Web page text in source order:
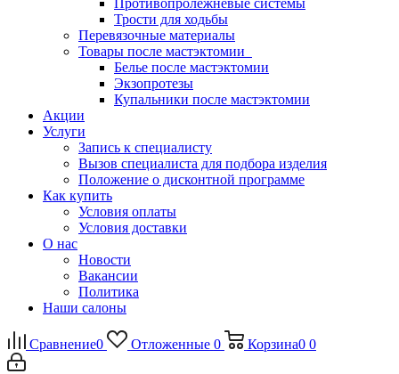
Противопролежневые системы
Трости для ходьбы
Перевязочные материалы
Товары после мастэктомии
Белье после мастэктомии
Экзопротезы
Купальники после мастэктомии
Акции
Услуги
Запись к специалисту
Вызов специалиста для подбора изделия
Положение о дисконтной программе
Как купить
Условия оплаты
Условия доставки
О нас
Новости
Вакансии
Политика
Наши салоны
Сравнение0 Отложенные 0 Корзина0 0